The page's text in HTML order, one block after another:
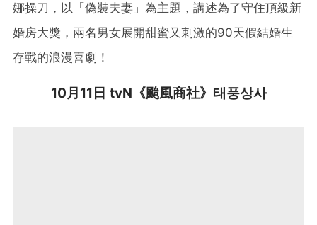
娜操刀， 以「偽裝夫妻」為主題，講述為了守住頂級新
婚房大獎，兩名男女展開甜蜜又刺激的90天假結婚生
存戰的浪漫喜劇！
10月11日 tvN《颱風商社》태풍상사